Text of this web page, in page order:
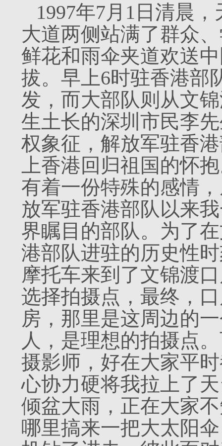
1997年7月1日清晨
大道两侧站满了群众
鲜花和雨伞夹道欢送
拔。早上6时驻香港部
发，而大部队则从文
生土长的深圳市民李
权象征，解放军驻香
上香港回归祖国的怀
有着一份特殊的感情
放军驻香港部队以来
界瞩目的部队。为了
港部队进驻的历史性
摩托车来到了文锦渡
选择拍摄点，最终，
房，那里是这周边的
人，是理想的拍摄点
摄影师，好在大家平
心协力硬将我拉上了
倾盆大雨，正在大家
哪里搞来一把大太阳